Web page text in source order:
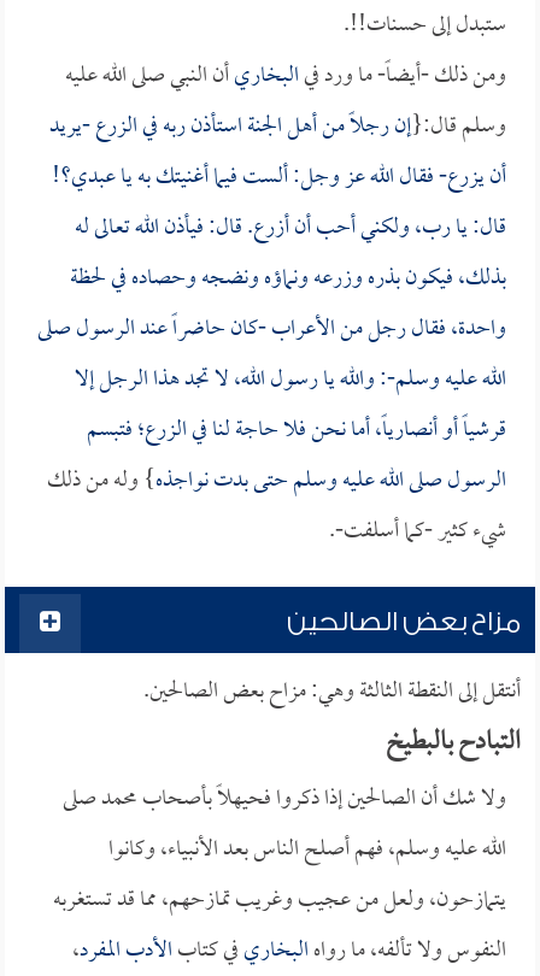
ستبدل إلى حسنات!!.
ومن ذلك -أيضاً- ما ورد فيالبخاريأن النبي صلى الله عليه
وسلم قال:{إن رجلاً من أهل الجنة استأذن ربه في الزرع -يريد
أن يزرع- فقال الله عز وجل: ألست فيما أغنيتك به يا عبدي؟!
قال: يا رب، ولكني أحب أن أزرع. قال: فيأذن الله تعالى له
بذلك، فيكون بذره وزرعه ونماؤه ونضجه وحصاده في لحظة
واحدة، فقال رجل من الأعراب -كان حاضراً عند الرسول صلى
الله عليه وسلم-: والله يا رسول الله، لا تجد هذا الرجل إلا
قرشياً أو أنصارياً، أما نحن فلا حاجة لنا في الزرع؛ فتبسم
الرسول صلى الله عليه وسلم حتى بدت نواجذه} وله من ذلك
شيء كثير -كما أسلفت-.
مزاح بعض الصالحين
أنتقل إلى النقطة الثالثة وهي: مزاح بعض الصالحين.
التبادح بالبطيخ
ولا شك أن الصالحين إذا ذكروا فحيهلاً بأصحاب محمد صلى
الله عليه وسلم، فهم أصلح الناس بعد الأنبياء، وكانوا
يتمازحون، ولعل من عجيب وغريب تمازحهم، مما قد تستغربه
النفوس ولا تألفه، ما رواهالبخاريفي كتابالأدب المفرد،